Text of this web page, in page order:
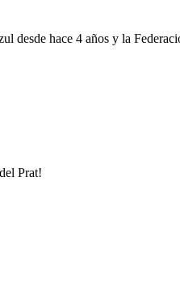
desde hace 4 años y la
Prat!